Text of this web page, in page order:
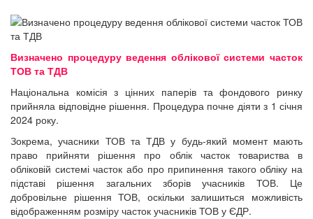
Визначено процедуру ведення облікової системи часток
ТОВ та ТДВ
Національна комісія з цінних паперів та фондового ринку
прийняла відповідне рішення. Процедура почне діяти з 1 січня
2024 року.
Зокрема, учасники ТОВ та ТДВ у будь-який момент мають
право прийняти рішення про облік часток товариства в
обліковій системі часток або про припинення такого обліку на
підставі рішення загальних зборів учасників ТОВ. Це
добровільне рішення ТОВ, оскільки залишиться можливість
відображенням розміру часток учасників ТОВ у ЄДР.